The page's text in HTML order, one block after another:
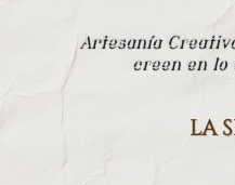
Artesanía
creen en
la